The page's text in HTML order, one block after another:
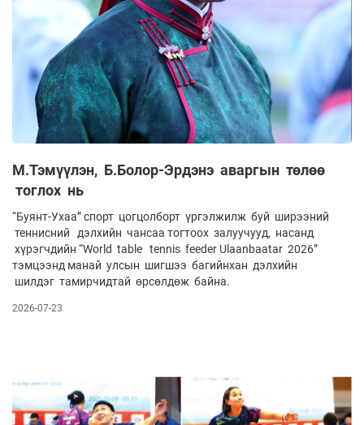
М.Тэмүүлэн, Б.Болор-Эрдэнэ аваргын төлөө
тоглох нь
“Буянт-Ухаа” спорт цогцолборт үргэлжилж буй ширээний
теннисний дэлхийн чансаа тогтоох залуучууд, насанд
хүрэгчдийн “World table tennis feeder Ulaanbaatar 2026”
тэмцээнд манай улсын шигшээ багийнхан дэлхийн
шилдэг тамирчидтай өрсөлдөж байна.
2026-07-23